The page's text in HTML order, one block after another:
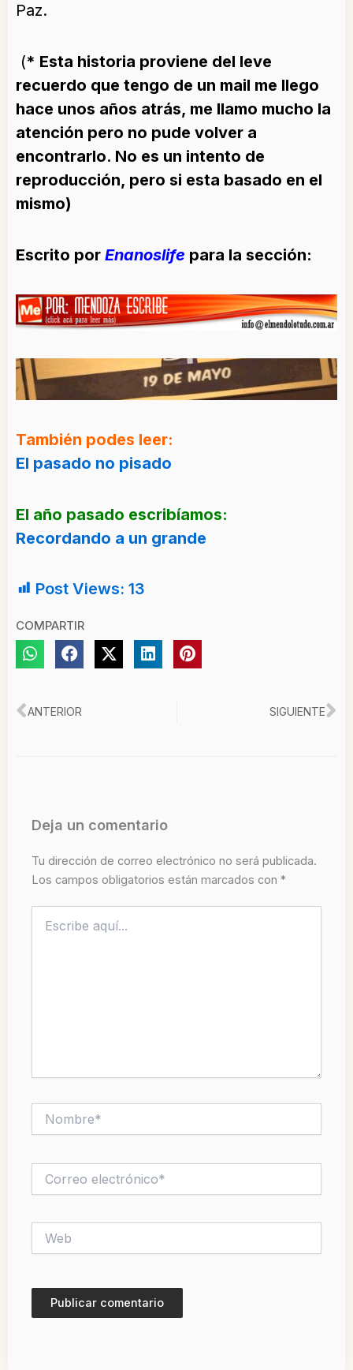
Paz.
(* Esta historia proviene del leve
recuerdo que tengo de un mail me llego
hace unos años atrás, me llamo mucho la
atención pero no pude volver a
encontrarlo. No es un intento de
reproducción, pero si esta basado en el
mismo)
Escrito por Enanoslife para la sección:
También podes leer:
El pasado no pisado
El año pasado escribíamos:
Recordando a un grande
Post Views: 13
COMPARTIR
Ant
ANTERIOR SIGUIENTE
Deja un comentario
Tu dirección de correo electrónico no será publicada.
Los campos obligatorios están marcados con *
aquí...
electrónico*